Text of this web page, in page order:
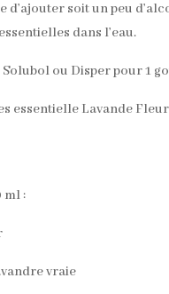
soit un peu
dans l’eau.
ou Disper pour 1
ml :
vraie